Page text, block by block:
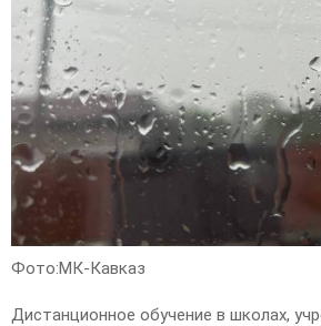
Фото:МК-Кавказ
Дистанционное обучение в школах,